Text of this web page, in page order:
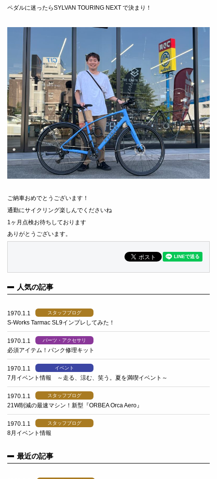
ペダルに迷ったらSYLVAN TOURING NEXT で決まり！
ご納車おめでとうございます！
通勤にサイクリング楽しんでくださいね
1ヶ月点検お待ちしております
ありがとうございます。
人気の記事
1970.1.1 スタッフブログ
S-Works Tarmac SL9インプレしてみた！
1970.1.1 パーツ・アクセサリ
必須アイテム！パンク修理キット
1970.1.1 イベント
7月イベント情報 ～走る、涼む、笑う。夏を満喫イベント～
1970.1.1 スタッフブログ
21W削減の最速マシン！新型『ORBEA Orca Aero』
1970.1.1 スタッフブログ
8月イベント情報
最近の記事